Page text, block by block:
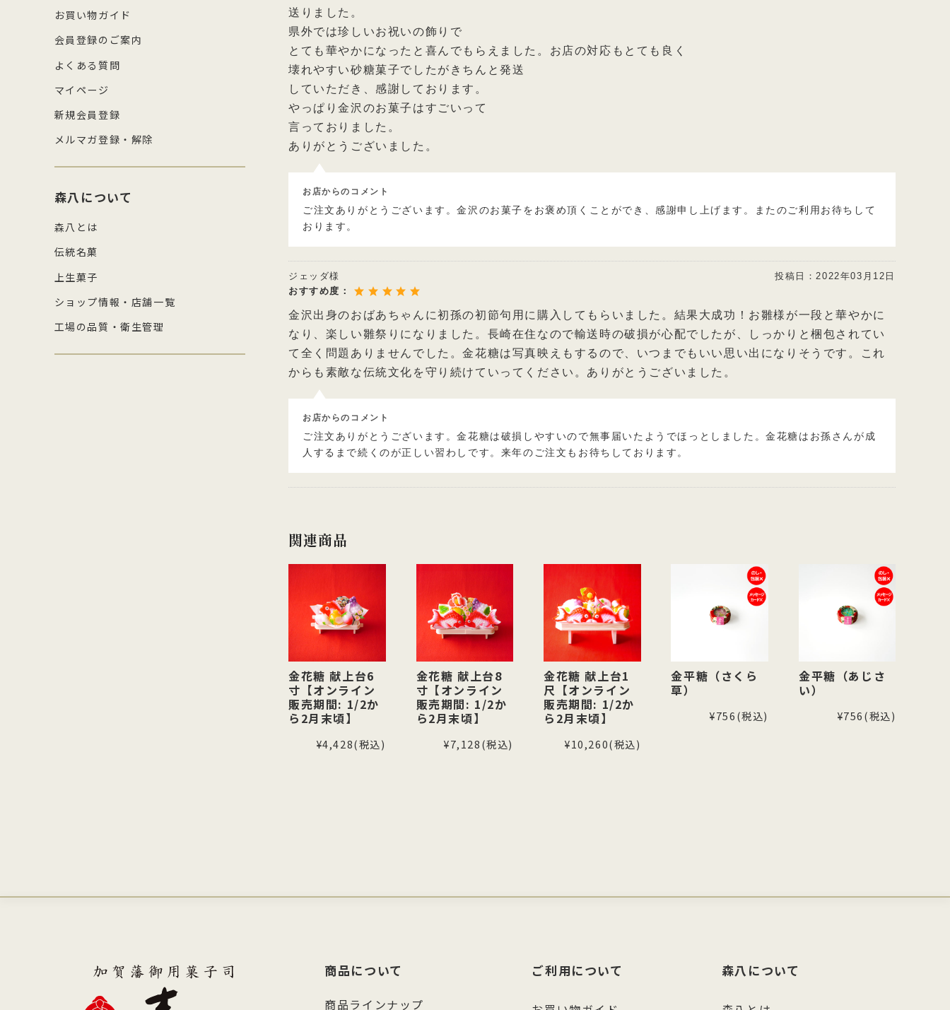
送りました。
県外では珍しいお祝いの飾りで
とても華やかになったと喜んでもらえました。お店の対応もとても良く
壊れやすい砂糖菓子でしたがきちんと発送
していただき、感謝しております。
やっぱり金沢のお菓子はすごいって
言っておりました。
ありがとうございました。
お店からのコメント
ご注文ありがとうございます。金沢のお菓子をお褒め頂くことができ、感謝申し上げます。またのご利用お待ちして
おります。
ジェッダ様 投稿日：2022年03月12日
おすすめ度：
金沢出身のおばあちゃんに初孫の初節句用に購入してもらいました。結果大成功！お雛様が一段と華やかに
なり、楽しい雛祭りになりました。長崎在住なので輸送時の破損が心配でしたが、しっかりと梱包されてい
て全く問題ありませんでした。金花糖は写真映えもするので、いつまでもいい思い出になりそうです。これ
からも素敵な伝統文化を守り続けていってください。ありがとうございました。
お店からのコメント
ご注文ありがとうございます。金花糖は破損しやすいので無事届いたようでほっとしました。金花糖はお孫さんが成
人するまで続くのが正しい習わしです。来年のご注文もお待ちしております。
関連商品
金花糖 献上台6
寸【オンライン
販売期間: 1/2か
ら2月末頃】
¥4,428(税込)
金花糖 献上台8
寸【オンライン
販売期間: 1/2か
ら2月末頃】
¥7,128(税込)
金花糖 献上台1
尺【オンライン
販売期間: 1/2か
ら2月末頃】
¥10,260(税込)
金平糖（さくら
草）
¥756(税込)
金平糖（あじさ
い）
¥756(税込)
お買い物ガイド
会員登録のご案内
よくある質問
マイページ
新規会員登録
メルマガ登録・解除
森八について
森八とは
伝統名菓
上生菓子
ショップ情報・店舗一覧
工場の品質・衛生管理
商品について
商品ラインナップ
ご利用について 森八について